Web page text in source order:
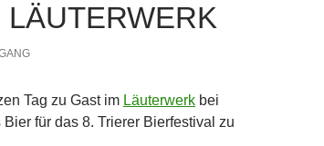
Tag zu Gast im Läuterwerk bei
für das 8. Trierer Bierfestival zu